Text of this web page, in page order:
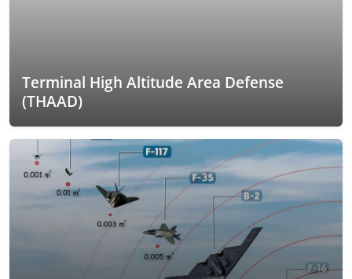
Terminal High Altitude Area Defense
(THAAD)